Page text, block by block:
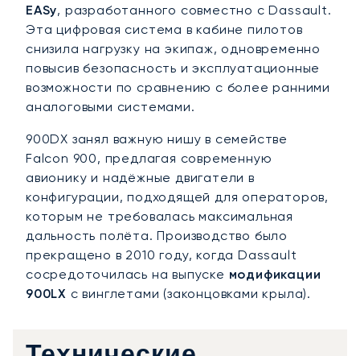
EASy, разработанного совместно с Dassault.
Эта цифровая система в кабине пилотов
снизила нагрузку на экипаж, одновременно
повысив безопасность и эксплуатационные
возможности по сравнению с более ранними
аналоговыми системами.
900DX занял важную нишу в семействе
Falcon 900, предлагая современную
авионику и надёжные двигатели в
конфигурации, подходящей для операторов,
которым не требовалась максимальная
дальность полёта. Производство было
прекращено в 2010 году, когда Dassault
сосредоточилась на выпуске модификации
900LX с винглетами (законцовками крыла).